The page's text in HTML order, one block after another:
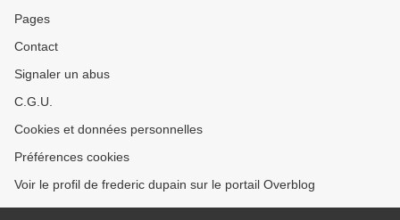
Pages
Contact
Signaler un abus
C.G.U.
Cookies et données personnelles
Préférences cookies
Voir le profil de frederic dupain sur le portail Overblog